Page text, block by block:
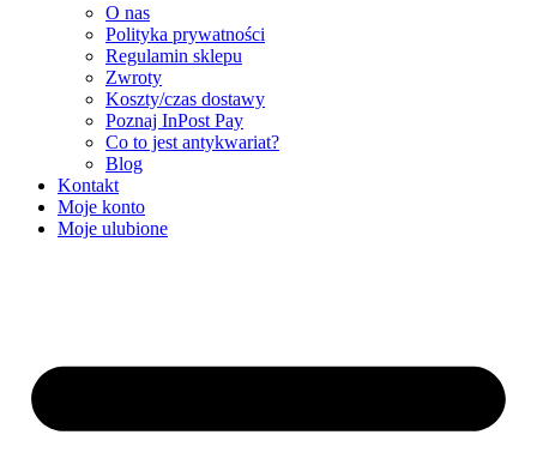
O nas
Polityka prywatności
Regulamin sklepu
Zwroty
Koszty/czas dostawy
Poznaj InPost Pay
Co to jest antykwariat?
Blog
Kontakt
Moje konto
Moje ulubione